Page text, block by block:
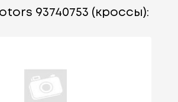
93740753 (кроссы):